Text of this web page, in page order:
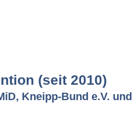
(seit 2010)
Kneipp-Bund e.V. und